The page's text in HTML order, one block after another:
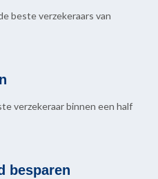
beste verzekeraars van
verzekeraar binnen een half
besparen